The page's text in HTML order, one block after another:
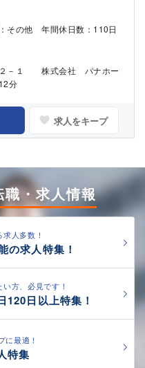
その他 年間休日数：110日
２－１ 株式会社 パナホー
分
求人をキープ
・求人情報
人多数！
の求人特集！
方、必見です！
120日以上特集！
に最適！
特集